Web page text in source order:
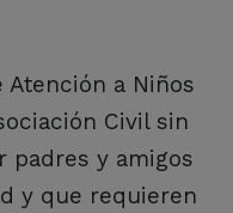
Atención a Niños
Civil sin
padres y amigos
y que requieren